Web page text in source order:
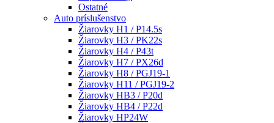
Ostatné
Auto príslušenstvo
Žiarovky H1 / P14.5s
Žiarovky H3 / PK22s
Žiarovky H4 / P43t
Žiarovky H7 / PX26d
Žiarovky H8 / PGJ19-1
Žiarovky H11 / PGJ19-2
Žiarovky HB3 / P20d
Žiarovky HB4 / P22d
Žiarovky HP24W